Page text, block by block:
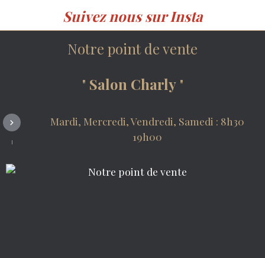
Suivez nous sur Insta
Notre point de vente
" Salon Charly"
Mardi, Mercredi, Vendredi, Samedi : 8h30
19h00